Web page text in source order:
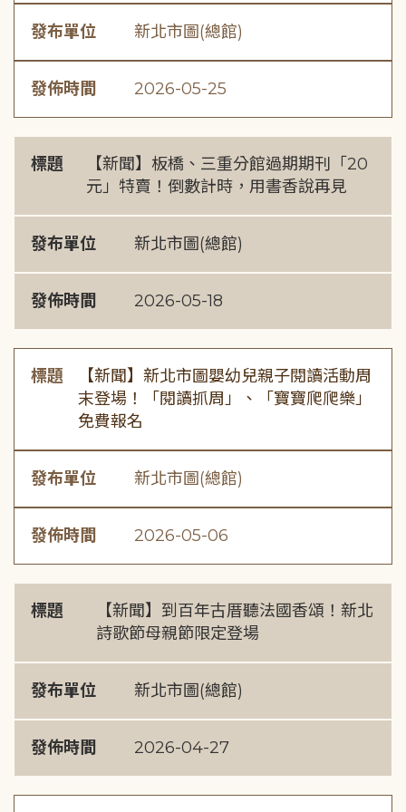
發布單位 新北市圖(總館)
發佈時間 2026-05-25
標題
【新聞】板橋、三重分館過期期刊「20
元」特賣！倒數計時，用書香說再見
發布單位 新北市圖(總館)
發佈時間 2026-05-18
標題
【新聞】新北市圖嬰幼兒親子閱讀活動周
末登場！「閱讀抓周」、「寶寶爬爬樂」
免費報名
發布單位 新北市圖(總館)
發佈時間 2026-05-06
標題
【新聞】到百年古厝聽法國香頌！新北
詩歌節母親節限定登場
發布單位 新北市圖(總館)
發佈時間 2026-04-27